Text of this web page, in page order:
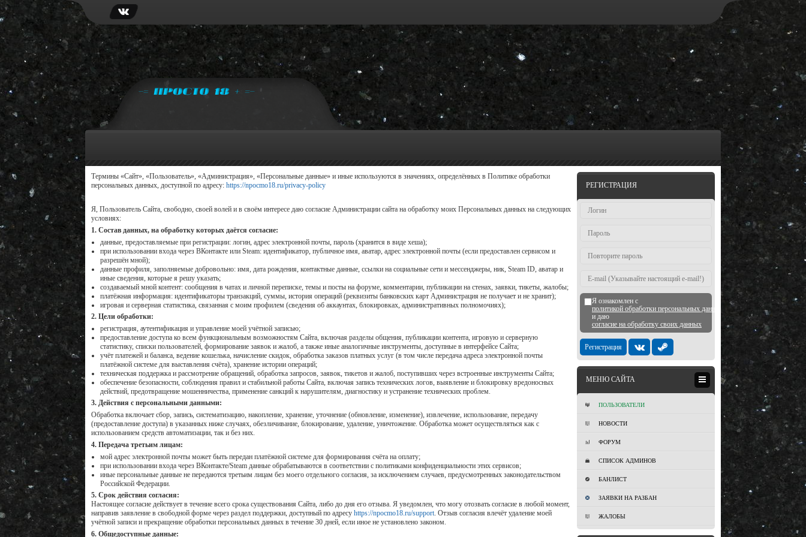
Термины «Сайт», «Пользователь», «Администрация», «Персональные данные» и иные используются в значениях, определённых в Политике обработки
персональных данных, доступной по адресу: https://npocmo18.ru/privacy-policy
Я, Пользователь Сайта, свободно, своей волей и в своём интересе даю согласие Администрации сайта на обработку моих Персональных данных на следующих
условиях:
1. Состав данных, на обработку которых даётся согласие:
данные, предоставляемые при регистрации: логин, адрес электронной почты, пароль (хранится в виде хеша);
при использовании входа через ВКонтакте или Steam: идентификатор, публичное имя, аватар, адрес электронной почты (если предоставлен сервисом и
разрешён мной);
данные профиля, заполняемые добровольно: имя, дата рождения, контактные данные, ссылки на социальные сети и мессенджеры, ник, Steam ID, аватар и
иные сведения, которые я решу указать;
создаваемый мной контент: сообщения в чатах и личной переписке, темы и посты на форуме, комментарии, публикации на стенах, заявки, тикеты, жалобы;
платёжная информация: идентификаторы транзакций, суммы, история операций (реквизиты банковских карт Администрация не получает и не хранит);
игровая и серверная статистика, связанная с моим профилем (сведения об аккаунтах, блокировках, административных полномочиях);
2. Цели обработки:
регистрация, аутентификация и управление моей учётной записью;
предоставление доступа ко всем функциональным возможностям Сайта, включая разделы общения, публикации контента, игровую и серверную
статистику, списки пользователей, формирование заявок и жалоб, а также иные аналогичные инструменты, доступные в интерфейсе Сайта;
учёт платежей и баланса, ведение кошелька, начисление скидок, обработка заказов платных услуг (в том числе передача адреса электронной почты
платёжной системе для выставления счёта), хранение истории операций;
техническая поддержка и рассмотрение обращений, обработка запросов, заявок, тикетов и жалоб, поступивших через встроенные инструменты Сайта;
обеспечение безопасности, соблюдения правил и стабильной работы Сайта, включая запись технических логов, выявление и блокировку вредоносных
действий, предотвращение мошенничества, применение санкций к нарушителям, диагностику и устранение технических проблем.
3. Действия с персональными данными:
Обработка включает сбор, запись, систематизацию, накопление, хранение, уточнение (обновление, изменение), извлечение, использование, передачу
(предоставление доступа) в указанных ниже случаях, обезличивание, блокирование, удаление, уничтожение. Обработка может осуществляться как с
использованием средств автоматизации, так и без них.
4. Передача третьим лицам:
мой адрес электронной почты может быть передан платёжной системе для формирования счёта на оплату;
при использовании входа через ВКонтакте/Steam данные обрабатываются в соответствии с политиками конфиденциальности этих сервисов;
иные персональные данные не передаются третьим лицам без моего отдельного согласия, за исключением случаев, предусмотренных законодательством
Российской Федерации.
5. Срок действия согласия:
Настоящее согласие действует в течение всего срока существования Сайта, либо до дня его отзыва. Я уведомлен, что могу отозвать согласие в любой момент,
направив заявление в свободной форме через раздел поддержки, доступный по адресу https://npocmo18.ru/support. Отзыв согласия влечёт удаление моей
учётной записи и прекращение обработки персональных данных в течение 30 дней, если иное не установлено законом.
6. Общедоступные данные:
РЕГИСТРАЦИЯ
Я ознакомлен с
политикой обработки персональных данных
и даю
согласие на обработку своих данных
Регистрация
МЕНЮ САЙТА
ПОЛЬЗОВАТЕЛИ
НОВОСТИ
ФОРУМ
СПИСОК АДМИНОВ
БАНЛИСТ
ЗАЯВКИ НА РАЗБАН
ЖАЛОБЫ